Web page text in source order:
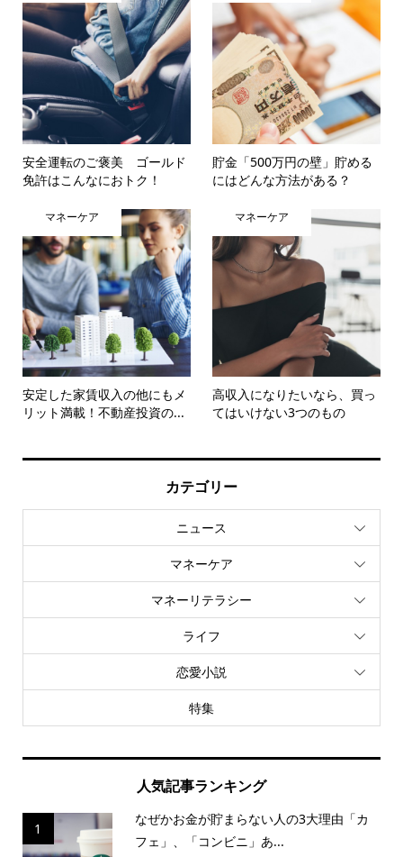
安全運転のご褒美 ゴールド
免許はこんなにおトク！
貯金「500万円の壁」貯める
にはどんな方法がある？
マネーケア
安定した家賃収入の他にもメ
リット満載！不動産投資の...
マネーケア
高収入になりたいなら、買っ
てはいけない3つのもの
カテゴリー
ニュース
マネーケア
マネーリテラシー
ライフ
恋愛小説
特集
人気記事ランキング
1
なぜかお金が貯まらない人の3大理由「カ
フェ」、「コンビニ」あ...